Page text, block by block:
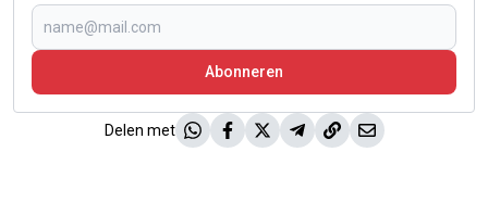
Abonneren
Delen met